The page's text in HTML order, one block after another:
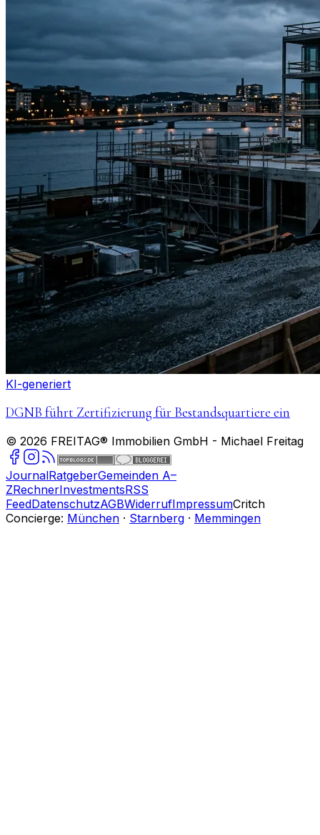
KI-generiert
DGNB führt Zertifizierung für Bestandsquartiere ein
© 2026 FREITAG® Immobilien GmbH - Michael Freitag
JournalRatgeberGemeinden A–
ZRechnerInvestmentsRSS
FeedDatenschutzAGBWiderrufImpressumCritch
Concierge: München · Starnberg · Memmingen